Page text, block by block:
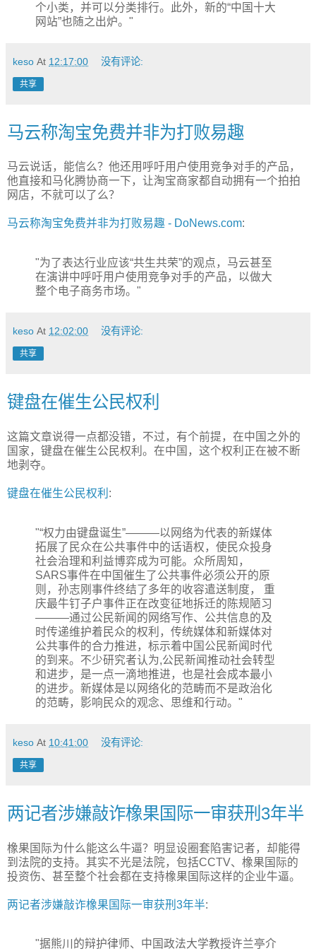
个小类，并可以分类排行。此外，新的“中国十大
网站”也随之出炉。"
keso At 12:17:00 没有评论:
共享
马云称淘宝免费并非为打败易趣
马云说话，能信么？他还用呼吁用户使用竞争对手的产品，
他直接和马化腾协商一下，让淘宝商家都自动拥有一个拍拍
网店，不就可以了么？
马云称淘宝免费并非为打败易趣 - DoNews.com:
"为了表达行业应该“共生共荣”的观点，马云甚至
在演讲中呼吁用户使用竞争对手的产品，以做大
整个电子商务市场。"
keso At 12:02:00 没有评论:
共享
键盘在催生公民权利
这篇文章说得一点都没错，不过，有个前提，在中国之外的
国家，键盘在催生公民权利。在中国，这个权利正在被不断
地剥夺。
键盘在催生公民权利 :
"“权力由键盘诞生”———以网络为代表的新媒体
拓展了民众在公共事件中的话语权，使民众投身
社会治理和利益博弈成为可能。众所周知，
SARS事件在中国催生了公共事件必须公开的原
则，孙志刚事件终结了多年的收容遣送制度， 重
庆最牛钉子户事件正在改变征地拆迁的陈规陋习
———通过公民新闻的网络写作、公共信息的及
时传递维护着民众的权利，传统媒体和新媒体对
公共事件的合力推进，标示着中国公民新闻时代
的到来。不少研究者认为,公民新闻推动社会转型
和进步，是一点一滴地推进，也是社会成本最小
的进步。新媒体是以网络化的范畴而不是政治化
的范畴，影响民众的观念、思维和行动。"
keso At 10:41:00 没有评论:
共享
两记者涉嫌敲诈橡果国际一审获刑3年半
橡果国际为什么能这么牛逼？明显设圈套陷害记者，却能得
到法院的支持。其实不光是法院，包括CCTV、橡果国际的
投资伤、甚至整个社会都在支持橡果国际这样的企业牛逼。
两记者涉嫌敲诈橡果国际一审获刑3年半:
"据熊川的辩护律师、中国政法大学教授许兰亭介